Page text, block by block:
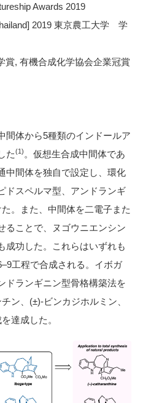
Awards 2019
2019 東京農工大学 学
賞, 有機合成化学協会企業冠賞
間体から5種類のインドールア
た(1) 。仮想生合成中間体であ
中間体を独自で設定し、環化
ドスペルマ型、アンドランギ
。また、中間体を二電子また
ることで、ヌゴウニエンシン
成功した。これらはいずれも
工程で合成される。イボガ
ドランギニン型骨格構築法を
ン、(±)-ビンカジホルミン、
達成した。